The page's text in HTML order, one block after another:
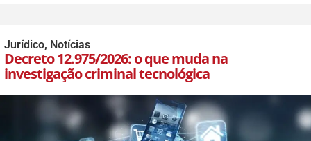
Jurídico, Notícias
Decreto 12.975/2026: o que muda na
investigação criminal tecnológica